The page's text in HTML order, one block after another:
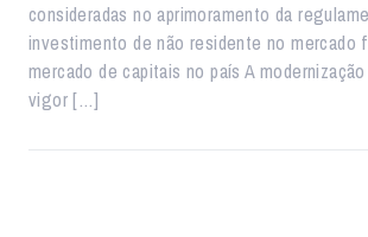
consideradas no aprimoramento da
investimento de não residente no mercado
mercado de capitais no país A
vigor […]